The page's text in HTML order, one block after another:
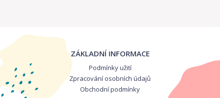
ZÁKLADNÍ INFORMACE
Podmínky užití
Zpracování osobních údajů
Obchodní podmínky